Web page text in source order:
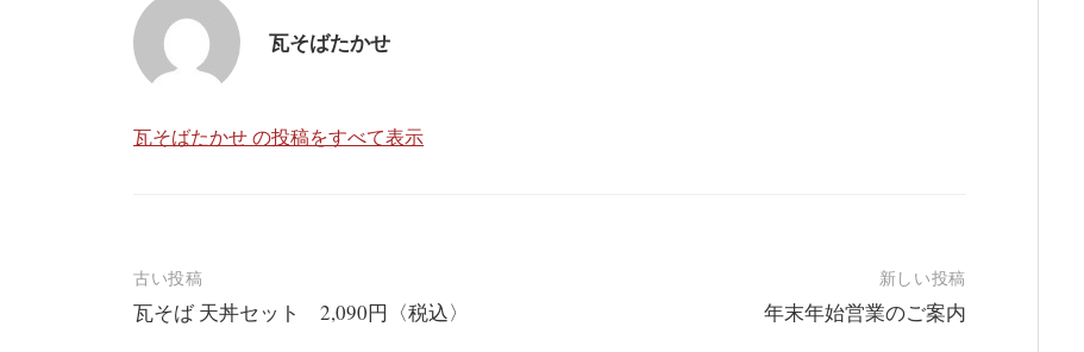
ビ
ゲ
シ
瓦そばたかせ
瓦そばたかせ の投稿をすべて表示
古い投稿
瓦そば 天丼セット 2,090円〈税込〉
新しい投稿
年末年始営業のご案内